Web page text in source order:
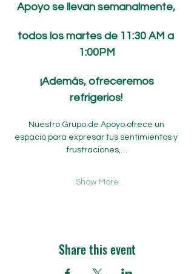
Apoyo se llevan semanalmente,
todos los martes de 11:30 AM a
1:00PM
refrigerios!
Nuestro Grupo de Apoyo ofrece un
espacio para expresar tus sentimientos y
frustraciones,…
Show More
Share this event